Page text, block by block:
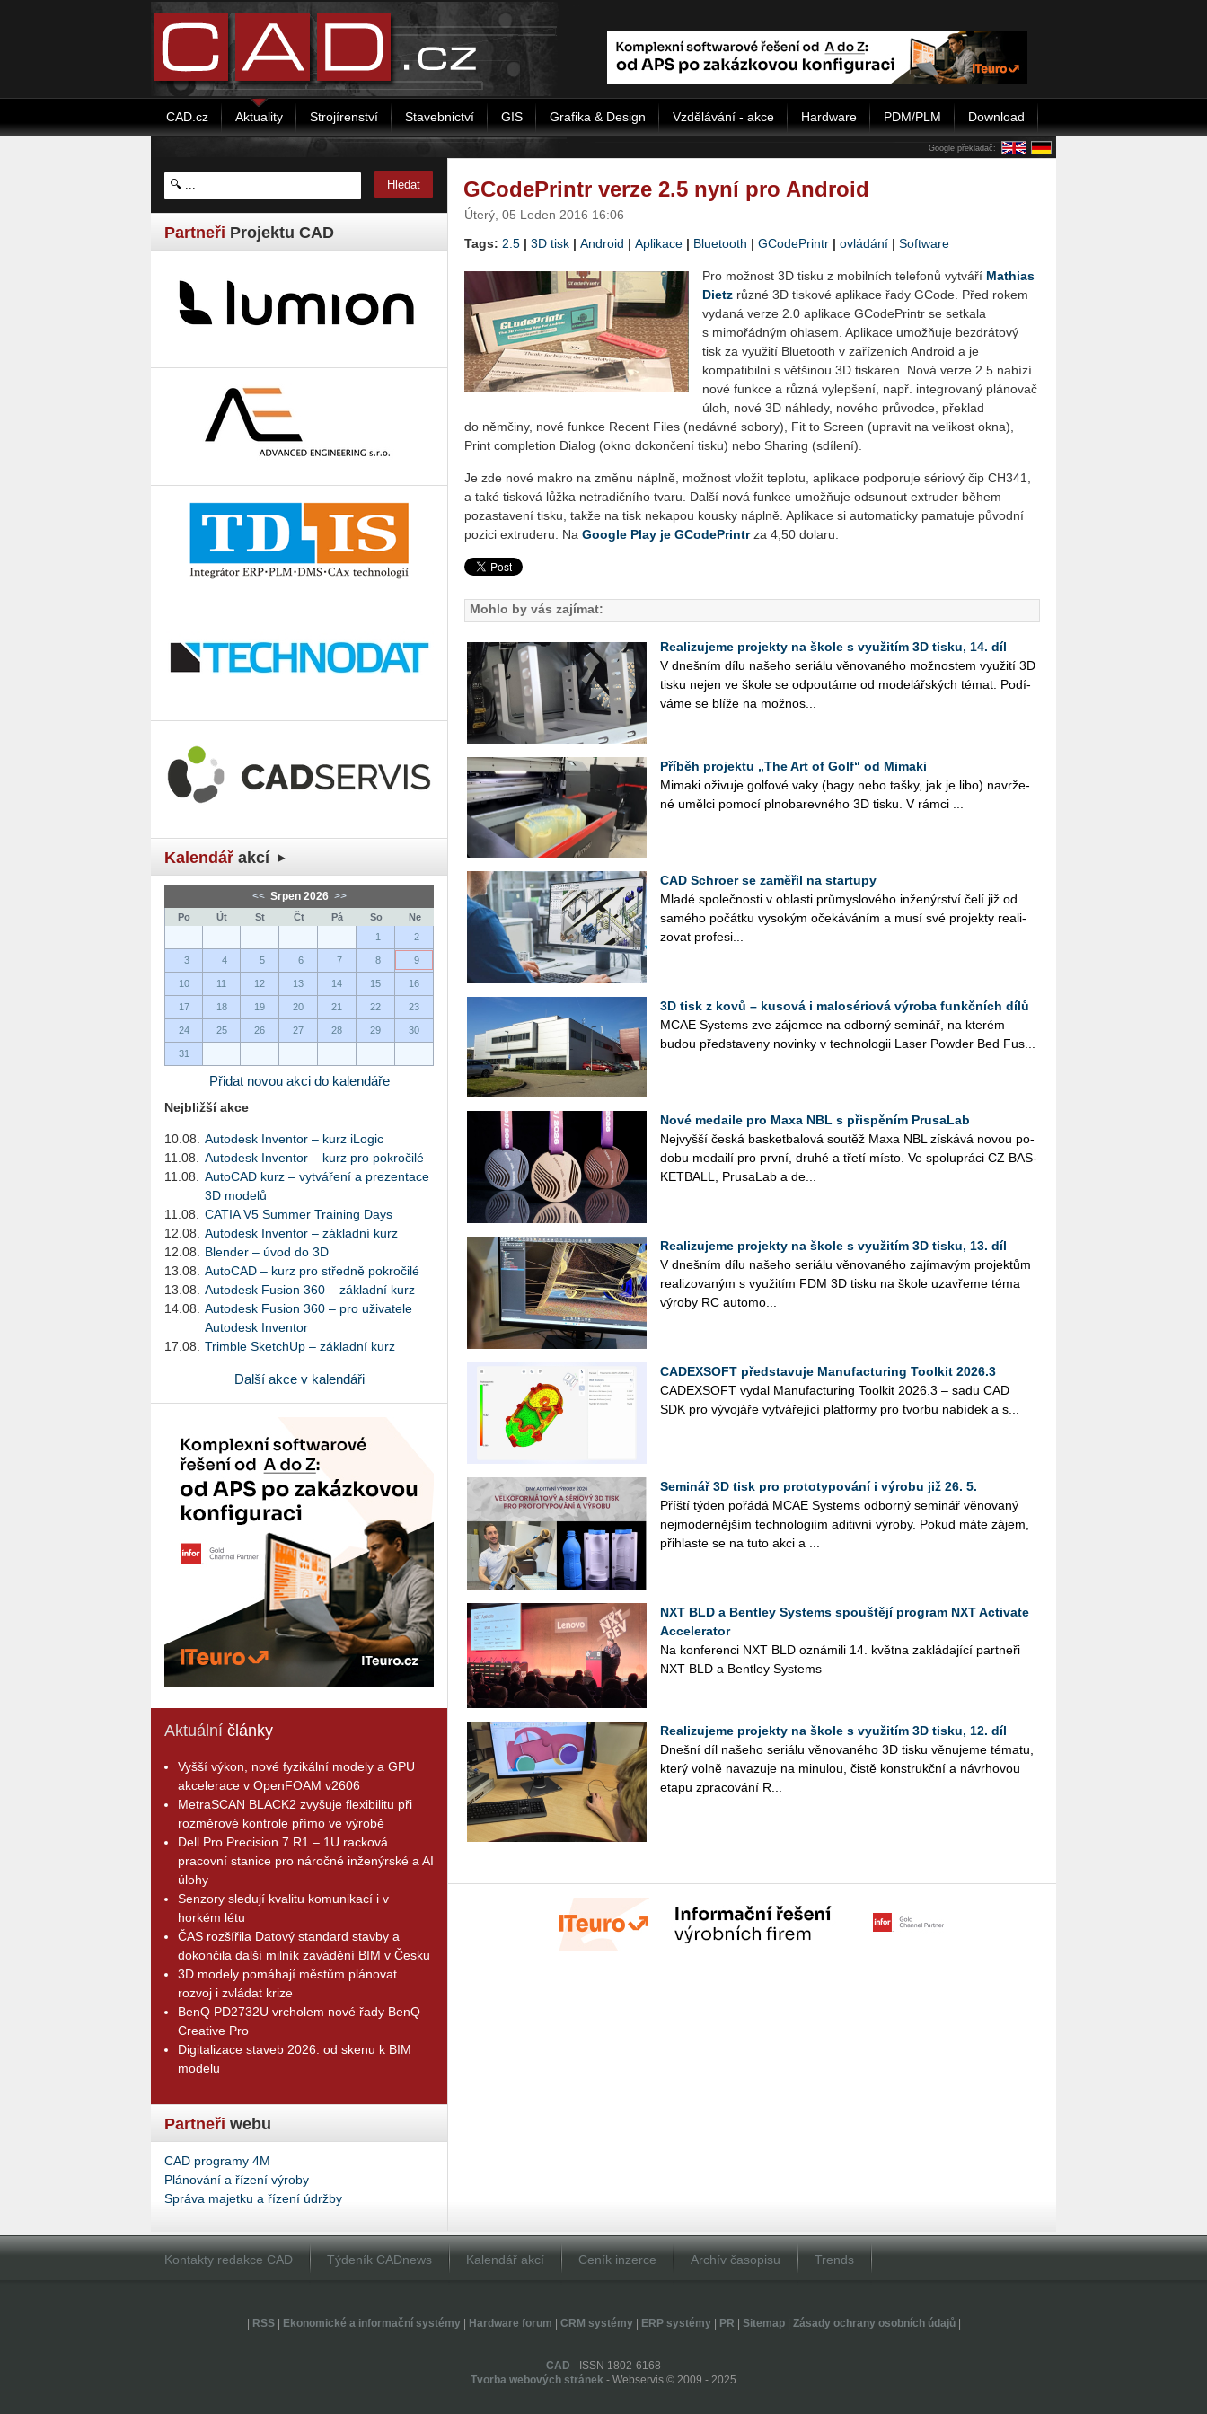
CAD.cz Aktuality Strojírenství Stavebnictví GIS Grafika & Design Vzdělávání - akce Hardware PDM/PLM Download
Google překladač:
Partneři Projektu CAD
Kalendář akcí
<< Srpen 2026 >>
Po Út St Čt Pá So
Ne
1
2
3 4 5 6 7 8 9
10 11 12 13 14 15 16
17 18 19 20 21 22 23
24 25 26 27 28 29 30
31
Přidat novou akci do kalendáře
Nejbližší akce
10.08.
Autodesk Inventor – kurz iLogic
11.08.
Autodesk Inventor – kurz pro pokročilé
11.08.
AutoCAD kurz – vytváření a prezentace
3D modelů
11.08.
CATIA V5 Summer Training Days
12.08.
Autodesk Inventor – základní kurz
12.08.
Blender – úvod do 3D
13.08.
AutoCAD – kurz pro středně pokročilé
13.08.
Autodesk Fusion 360 – základní kurz
14.08.
Autodesk Fusion 360 – pro uživatele
Autodesk Inventor
17.08.
Trimble SketchUp – základní kurz
Další akce v kalendáři
Aktuální články
Vyšší výkon, nové fyzikální modely a GPU
akcelerace v OpenFOAM v2606
MetraSCAN BLACK2 zvyšuje flexibilitu při
rozměrové kontrole přímo ve výrobě
Dell Pro Precision 7 R1 – 1U racková
pracovní stanice pro náročné inženýrské a AI
úlohy
Senzory sledují kvalitu komunikací i v
horkém létu
ČAS rozšířila Datový standard stavby a
dokončila další milník zavádění BIM v Česku
3D modely pomáhají městům plánovat
rozvoj i zvládat krize
BenQ PD2732U vrcholem nové řady BenQ
Creative Pro
Digitalizace staveb 2026: od skenu k BIM
modelu
Partneři webu
CAD programy 4M
Plánování a řízení výroby
Správa majetku a řízení údržby
GCodePrintr verze 2.5 nyní pro Android
Úterý, 05 Leden 2016 16:06
Tags: 2.5 | 3D tisk | Android | Aplikace | Bluetooth | GCodePrintr | ovládání | Software
Pro možnost 3D tisku z mobilních telefonů vytváří Mathias
Dietz různé 3D tiskové aplikace řady GCode. Před rokem
vydaná verze 2.0 aplikace GCodePrintr se setkala
s mimořádným ohlasem. Aplikace umožňuje bezdrátový
tisk za využití Bluetooth v zařízeních Android a je
kompatibilní s většinou 3D tiskáren. Nová verze 2.5 nabízí
nové funkce a různá vylepšení, např. integrovaný plánovač
úloh, nové 3D náhledy, nového průvodce, překlad
do němčiny, nové funkce Recent Files (nedávné sobory), Fit to Screen (upravit na velikost okna),
Print completion Dialog (okno dokončení tisku) nebo Sharing (sdílení).
Je zde nové makro na změnu náplně, možnost vložit teplotu, aplikace podporuje sériový čip CH341,
a také tisková lůžka netradičního tvaru. Další nová funkce umožňuje odsunout extruder během
pozastavení tisku, takže na tisk nekapou kousky náplně. Aplikace si automaticky pamatuje původní
pozici extruderu. Na Google Play je GCodePrintrza 4,50 dolaru.
Mohlo by vás zajímat:
Realizujeme projekty na škole s využitím 3D tisku, 14. díl
V dneš­ním dílu na­še­ho se­ri­á­lu vě­no­va­né­ho mož­nos­tem vy­u­ži­tí 3D
tisku nejen ve škole se od­pou­tá­me od mo­de­lář­ských témat. Po­dí­
vá­me se blíže na mož­nos­...
Příběh projektu „The Art of Golf“ od Mimaki
Mi­ma­ki oži­vu­je gol­fo­vé vaky (bagy nebo tašky, jak je libo) na­vr­že­
né uměl­ci po­mo­cí pl­no­ba­rev­né­ho 3D tisku. V rámci ...
CAD Schroer se zaměřil na startupy
Mladé spo­leč­nos­ti v ob­las­ti prů­mys­lo­vé­ho in­že­nýr­ství čelí již od
sa­mé­ho po­čát­ku vy­so­kým oče­ká­vá­ním a musí své pro­jek­ty re­a­li­
zo­vat pro­fe­si­...
3D tisk z kovů – kusová i malosériová výroba funkčních dílů
MCAE Sys­tems zve zá­jem­ce na od­bor­ný se­mi­nář, na kte­rém
budou před­sta­ve­ny no­vin­ky v tech­no­lo­gii Laser Pow­der Bed Fus...
Nové medaile pro Maxa NBL s přispěním PrusaLab
Nej­vyš­ší česká bas­ket­ba­lo­vá sou­těž Maxa NBL zís­ká­vá novou po­
do­bu me­dai­lí pro první, druhé a třetí místo. Ve spo­lu­prá­ci CZ BAS­
KET­BALL, Prusa­Lab a de­...
Realizujeme projekty na škole s využitím 3D tisku, 13. díl
V dneš­ním dílu na­še­ho se­ri­á­lu vě­no­va­né­ho za­jí­ma­vým pro­jek­tům
re­a­li­zo­va­ným s vy­u­ži­tím FDM 3D tisku na škole uza­vře­me téma
vý­ro­by RC au­to­mo­...
CADEXSOFT představuje Manufacturing Toolkit 2026.3
CAD­EX­SOFT vydal Ma­nu­factu­ring Tool­kit 2026.3 – sadu CAD
SDK pro vý­vo­já­ře vy­tvá­ře­jí­cí plat­for­my pro tvor­bu na­bí­dek a s...
Seminář 3D tisk pro prototypování i výrobu již 26. 5.
Příští týden po­řá­dá MCAE Sys­tems od­bor­ný se­mi­nář vě­no­va­ný
nej­mo­der­něj­ším tech­no­lo­giím adi­tiv­ní vý­ro­by. Pokud máte zájem,
při­hlas­te se na tuto akci a ...
NXT BLD a Bentley Systems spouštějí program NXT Activate
Accelerator
Na kon­fe­ren­ci NXT BLD ozná­mi­li 14. květ­na za­klá­da­jí­cí part­ne­ři
NXT BLD a Bent­ley Sys­tems
Realizujeme projekty na škole s využitím 3D tisku, 12. díl
Dneš­ní díl na­še­ho se­ri­á­lu vě­no­va­né­ho 3D tisku vě­nu­je­me té­ma­tu,
který volně na­va­zu­je na mi­nu­lou, čistě kon­strukč­ní a ná­vr­ho­vou
etapu zpra­co­vá­ní R...
Kontakty redakce CAD Týdeník CADnews Kalendář akcí Ceník inzerce Archív časopisu Trends
RSS| Ekonomické a informační systémy| Hardware forum CRM systémy| ERP systémy| PR Sitemap| Zásady ochrany osobních údajů|
CAD - ISSN 1802-6168
Tvorba webových stránek - Webservis © 2009 - 2025